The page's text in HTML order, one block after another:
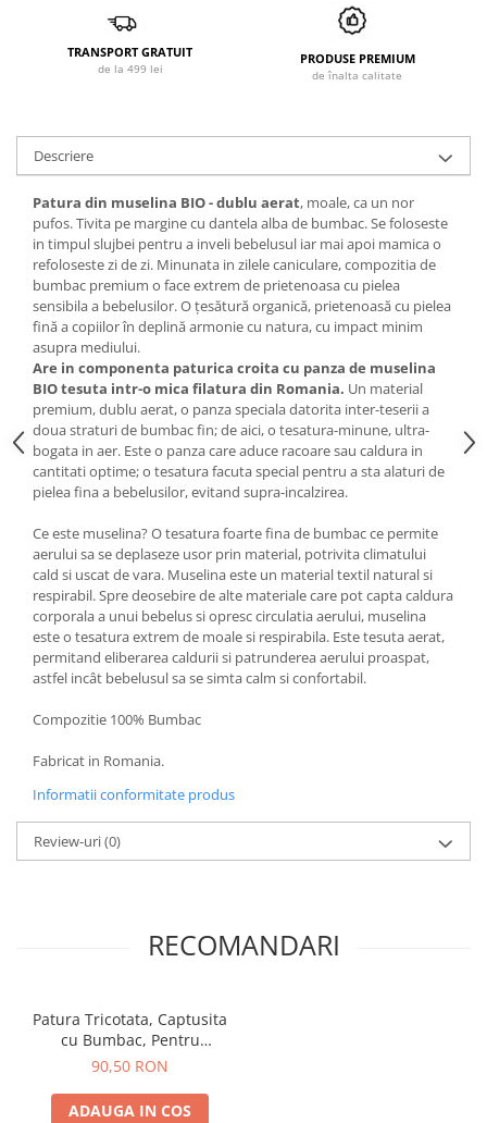
TRANSPORT GRATUIT
de la 499 lei
PRODUSE PREMIUM
de înalta calitate
Descriere
Patura din muselina BIO -dublu aerat, moale, ca un nor
pufos. Tivita pe margine cu dantela alba de bumbac. Se foloseste
in timpul slujbei pentru a inveli bebelusul iar mai apoi mamica o
refoloseste zi de zi. Minunata in zilele caniculare, compozitia de
bumbac premium o face extrem de prietenoasa cu pielea
sensibila a bebelusilor. O țesătură organică, prietenoasă cu pielea
fină a copiilor în deplină armonie cu natura, cu impact minim
asupra mediului.
Are in componenta paturica croita cu panza de muselina
BIO tesuta intr-o mica filatura din Romania. Un material
premium, dublu aerat, o panza speciala datorita inter-teserii a
doua straturi de bumbac fin; de aici, o tesatura-minune, ultra-
bogata in aer. Este o panza care aduce racoare sau caldura in
cantitati optime; o tesatura facuta special pentru a sta alaturi de
pielea fina a bebelusilor, evitand supra-incalzirea.
Ce este muselina? O tesatura foarte fina de bumbac ce permite
aerului sa se deplaseze usor prin material, potrivita climatului
cald si uscat de vara. Muselina este un material textil natural si
respirabil. Spre deosebire de alte materiale care pot capta caldura
corporala a unui bebelus si opresc circulatia aerului, muselina
este o tesatura extrem de moale si respirabila. Este tesuta aerat,
permitand eliberarea caldurii si patrunderea aerului proaspat,
astfel incât bebelusul sa se simta calm si confortabil.
Compozitie 100% Bumbac
Fabricat in Romania.
Informatii conformitate produs
Review-uri(0)
RECOMANDARI
Patura Tricotata, Captusita
cu Bumbac, Pentru
Bebelusi, Alba, TinTin Shop
90,50 RON
ADAUGA IN COS